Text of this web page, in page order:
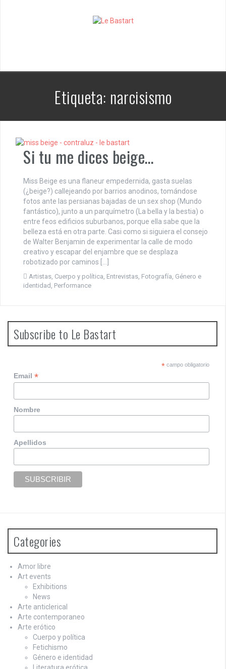
Etiqueta: narcisismo
Si tu me dices beige…
Miss Beige es una flaneur empedernida, gasta suelas
(¿beige?) callejeando por barrios anodinos, tomándose
fotos ante las persianas bajadas de un sex shop (Mundo
fantástico), junto a un parquímetro (La bella y la bestia) o
entre feos edificios suburbanos, porque ella sabe que la
belleza está en otra parte. Casi como si siguiera el consejo
de Walter Benjamin de experimentar la calle de modo
creativo y escapar del enjambre que se desplaza
robotizado por caminos […]
Artistas Cuerpo y política Entrevistas Fotografía Género e
identidad Performance
Subscribe to Le Bastart
*campo obligatorio
Email*
Nombre
Apellidos
Categories
Amor libre
Art events
Exhibitions
News
Arte anticlerical
Arte contemporaneo
Arte erótico
Cuerpo y política
Fetichismo
Género e identidad